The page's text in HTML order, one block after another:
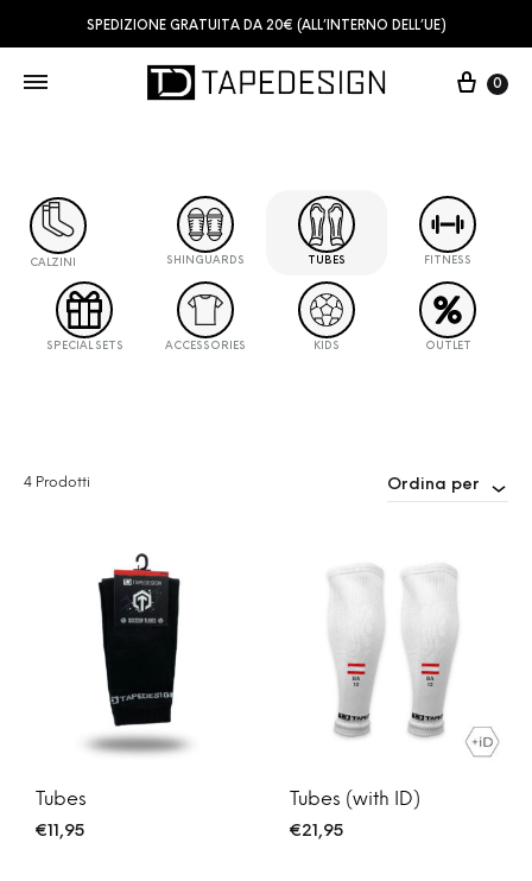
SPEDIZIONE GRATUITA DA 20€ (ALL’INTERNO DELL’UE)
0
4 Prodotti Ordina per
Tubes
€11,95
Tubes (with ID)
€21,95
CALZINI SHINGUARDS TUBES FITNESS
SPECIAL SETS ACCESSORIES KIDS OUTLET